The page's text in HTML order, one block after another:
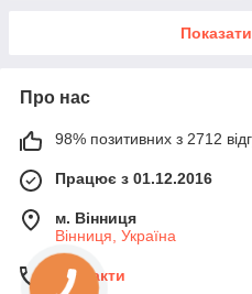
Про нас
98% позитивних з 2712
Працює з 01.12.2016
м. Вінниця
Вінниця, Україна
Контакти